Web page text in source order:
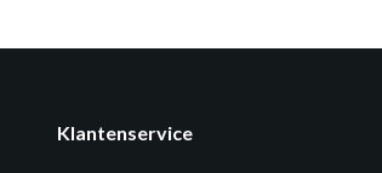
Klantenservice